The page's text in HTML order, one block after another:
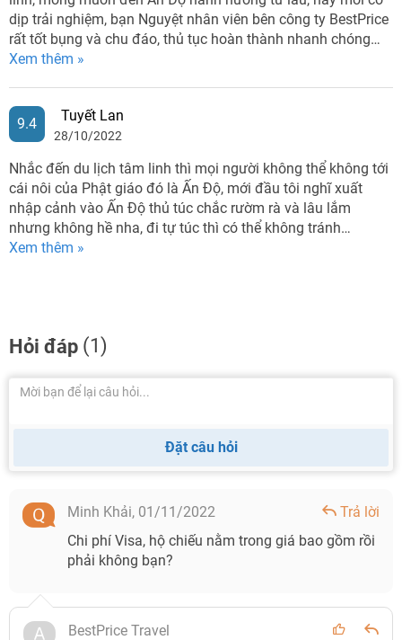
dịp trải nghiệm, bạn Nguyệt nhân viên bên công ty BestPrice
rất tốt bụng và chu đáo, thủ tục hoàn thành nhanh chóng…
Xem thêm »
9.4 Tuyết Lan
28/10/2022
Nhắc đến du lịch tâm linh thì mọi người không thể không tới
cái nôi của Phật giáo đó là Ấn Độ, mới đầu tôi nghĩ xuất
nhập cảnh vào Ấn Độ thủ túc chắc rườm rà và lâu lắm
nhưng không hề nha, đi tự túc thì có thể không tránh…
Xem thêm »
Hỏi đáp (1)
Đặt câu hỏi
Minh Khải, 01/11/2022
Trả lời
Chi phí Visa, hộ chiếu nằm trong giá bao gồm rồi
phải không bạn?
BestPrice Travel